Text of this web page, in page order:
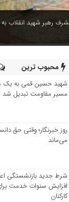
رهبر شهید انقلاب
محبوب ترین
شهید حسین قمی به یک
مسیر مقاومت تبدیل شد
روز خبرنگار؛ وقتی حق
می‌ماند
شرط جدید بازنشستگی
افزایش سنوات خدمت
کارکنان